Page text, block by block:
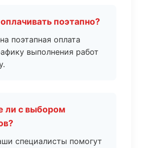
поэтапно?
поэтапная оплата
выполнения работ
ли с выбором
специалисты помогут